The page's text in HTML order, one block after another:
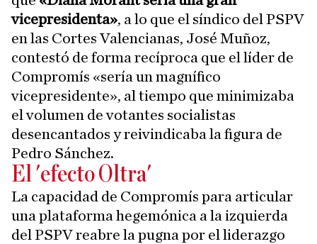
vicepresidenta», a lo que el síndico del PSPV
en las Cortes Valencianas, José Muñoz,
contestó de forma recíproca que el líder de
Compromís «sería un magnífico
vicepresidente», al tiempo que minimizaba
el volumen de votantes socialistas
desencantados y reivindicaba la figura de
Pedro Sánchez.
El 'efecto Oltra'
La capacidad de Compromís para articular
una plataforma hegemónica a la izquierda
del PSPV reabre la pugna por el liderazgo